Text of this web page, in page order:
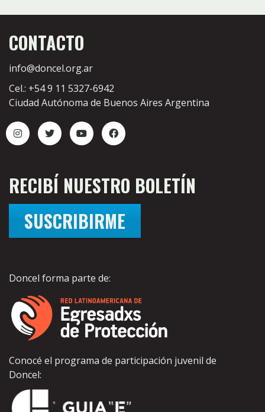
CONTACTO
info@doncel.org.ar
Cel.: +54 9 11 5327-6942
Ciudad Autónoma de Buenos Aires Argentina
RECIBÍ NUESTRO BOLETÍN
SUSCRIBIRME
Doncel forma parte de:
Conocé el programa de participación juvenil de
Doncel: